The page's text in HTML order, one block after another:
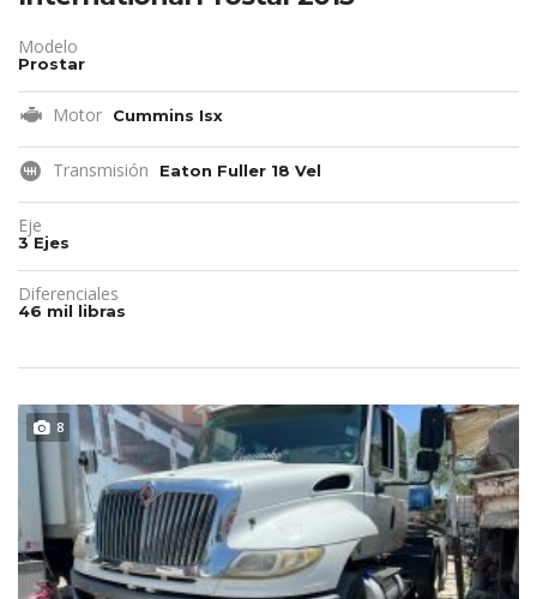
Modelo
Prostar
Motor Cummins Isx
Transmisión Eaton Fuller 18 Vel
Eje
3 Ejes
Diferenciales
46 mil libras
8 DISPONIBLE